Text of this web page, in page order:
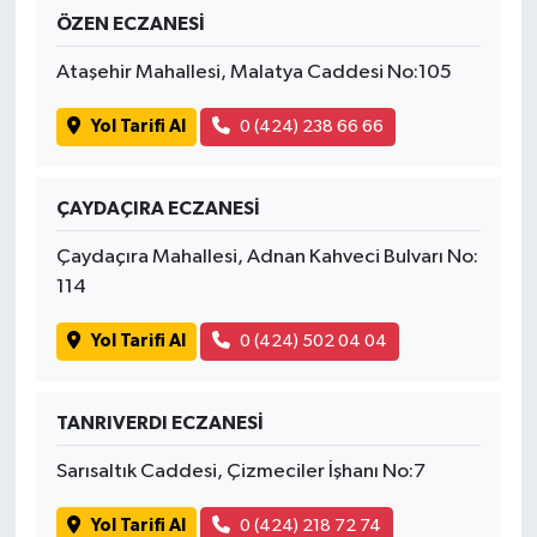
ÖZEN ECZANESİ
Ataşehir Mahallesi, Malatya Caddesi No:105
Yol Tarifi Al 0 (424) 238 66 66
ÇAYDAÇIRA ECZANESİ
Çaydaçıra Mahallesi, Adnan Kahveci Bulvarı No:
114
Yol Tarifi Al 0 (424) 502 04 04
TANRIVERDI ECZANESİ
Sarısaltık Caddesi, Çizmeciler İşhanı No:7
Yol Tarifi Al 0 (424) 218 72 74